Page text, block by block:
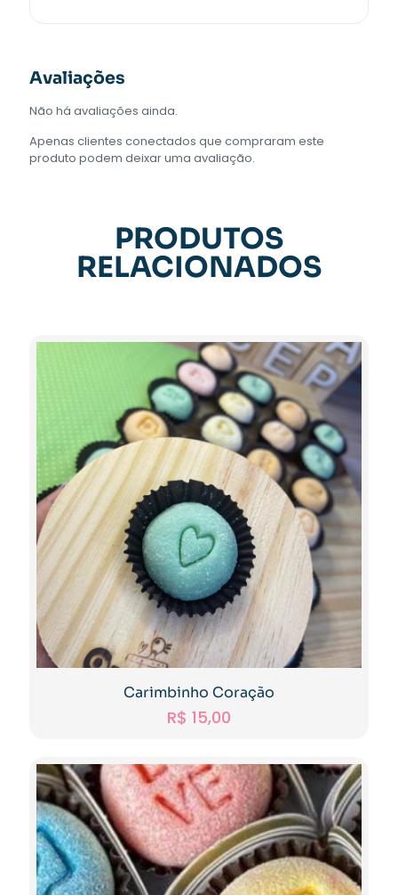
Avaliações
Não há avaliações ainda.
Apenas clientes conectados que compraram este
produto podem deixar uma avaliação.
PRODUTOS
RELACIONADOS
Carimbinho Coração
R$ 15,00